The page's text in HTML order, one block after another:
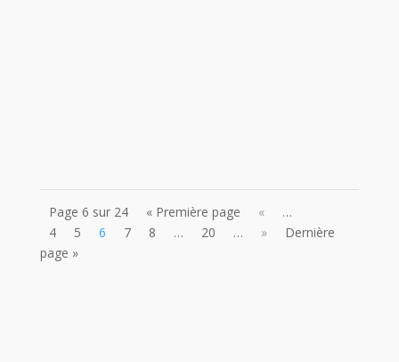
Page 6 sur 24 « Première page «
…
4
5 6 7 8 … 20 … »
Dernière
page »